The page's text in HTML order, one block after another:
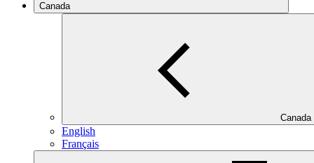
Canada
Canada
English
Français